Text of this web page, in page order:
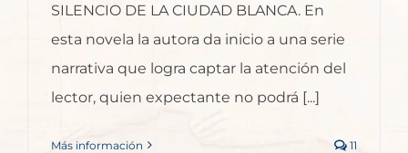
SILENCIO DE LA CIUDAD BLANCA. En
esta novela la autora da inicio a una serie
narrativa que logra captar la atención del
lector, quien expectante no podrá [...]
Más información 11